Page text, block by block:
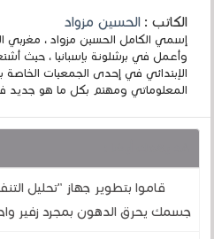
الكاتب :الحسين مزواد
وأعمل في برشلونة بإسبانيا ، حيث
الإبتدائي في إحدى الجمعيات الخاصة
المعلوماتي ومهتم بكل ما هو جديد
قاموا بتطوير جهاز "تحليل
جسمك يحرق الدهون بمجرد زفير